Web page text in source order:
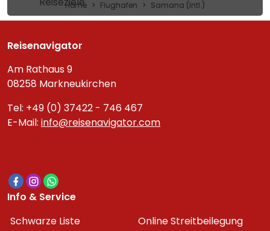
Home Flughafen Samana (Intl.)
Reisenavigator
Am Rathaus 9
08258 Markneukirchen
Tel: +49 (0) 37422 - 746 467
E-Mail: info@reisenavigator.com
Info & Service
Schwarze Liste
Online Streitbeilegung